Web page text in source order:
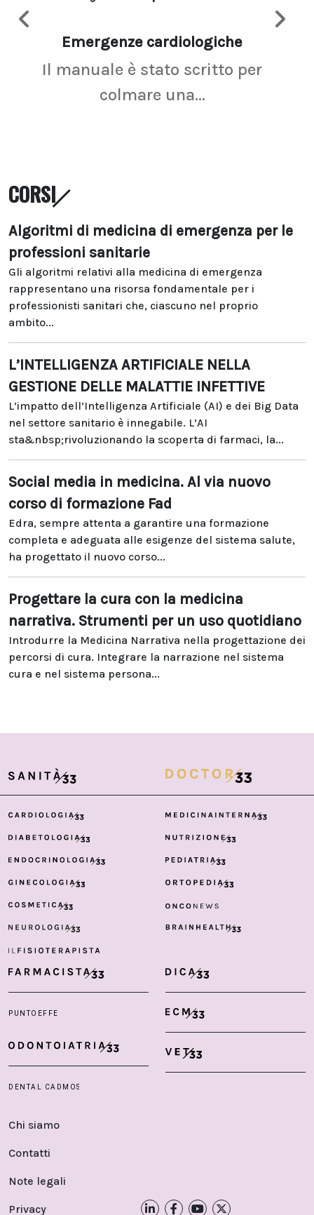
Emergenze cardiologiche
Il manuale è stato scritto per
colmare una...
CORSI
Algoritmi di medicina di emergenza per le
professioni sanitarie
Gli algoritmi relativi alla medicina di emergenza
rappresentano una risorsa fondamentale per i
professionisti sanitari che, ciascuno nel proprio
ambito...
L’INTELLIGENZA ARTIFICIALE NELLA
GESTIONE DELLE MALATTIE INFETTIVE
L’impatto dell’Intelligenza Artificiale (AI) e dei Big Data
nel settore sanitario è innegabile. L’AI
sta&nbsp;rivoluzionando la scoperta di farmaci, la...
Social media in medicina. Al via nuovo
corso di formazione Fad
Edra, sempre attenta a garantire una formazione
completa e adeguata alle esigenze del sistema salute,
ha progettato il nuovo corso...
Progettare la cura con la medicina
narrativa. Strumenti per un uso quotidiano
Introdurre la Medicina Narrativa nella progettazione dei
percorsi di cura. Integrare la narrazione nel sistema
cura e nel sistema persona...
Chi siamo
Contatti
Note legali
Privacy